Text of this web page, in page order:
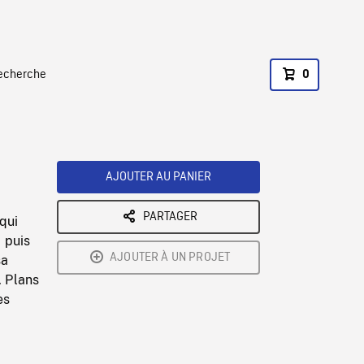
0
puis
Plans
AJOUTER AU PANIER
PARTAGER
AJOUTER À UN PROJET